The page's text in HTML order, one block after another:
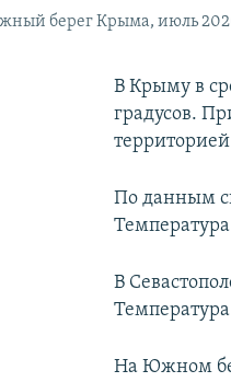
берег Крыма, июль
В Крыму в
градусов.
По данным
В
На Южном